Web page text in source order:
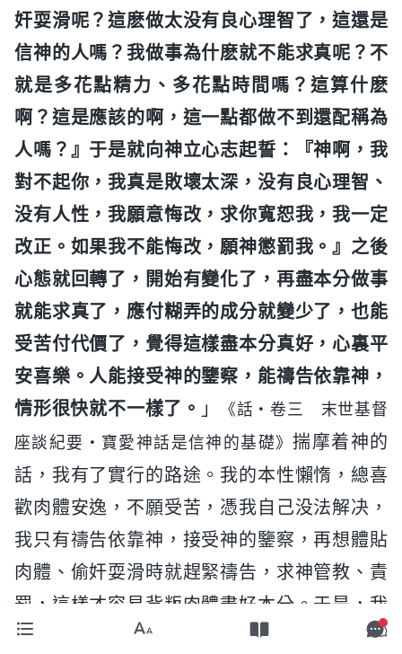
奸耍滑呢？這麽做太没有良心理智了，這還是
信神的人嗎？我做事為什麽就不能求真呢？不
就是多花點精力、多花點時間嗎？這算什麽
啊？這是應該的啊，這一點都做不到還配稱為
人嗎？』于是就向神立心志起誓：『神啊，我
對不起你，我真是敗壞太深，没有良心理智、
没有人性，我願意悔改，求你寬恕我，我一定
改正。如果我不能悔改，願神懲罰我。』之後
心態就回轉了，開始有變化了，再盡本分做事
就能求真了，應付糊弄的成分就變少了，也能
受苦付代價了，覺得這樣盡本分真好，心裏平
安喜樂。人能接受神的鑒察，能禱告依靠神，
情形很快就不一樣了。 」
《話・卷三 末世基督
座談紀要・寶愛神話是信神的基礎》揣摩着神的
話，我有了實行的路途。我的本性懶惰，總喜
歡肉體安逸，不願受苦，憑我自己没法解决，
我只有禱告依靠神，接受神的鑒察，再想體貼
肉體、偷奸耍滑時就趕緊禱告，求神管教、責
罰，這樣才容易背叛肉體盡好本分。于是，我
就把自己的情形向神禱告，求神管教我。禱告